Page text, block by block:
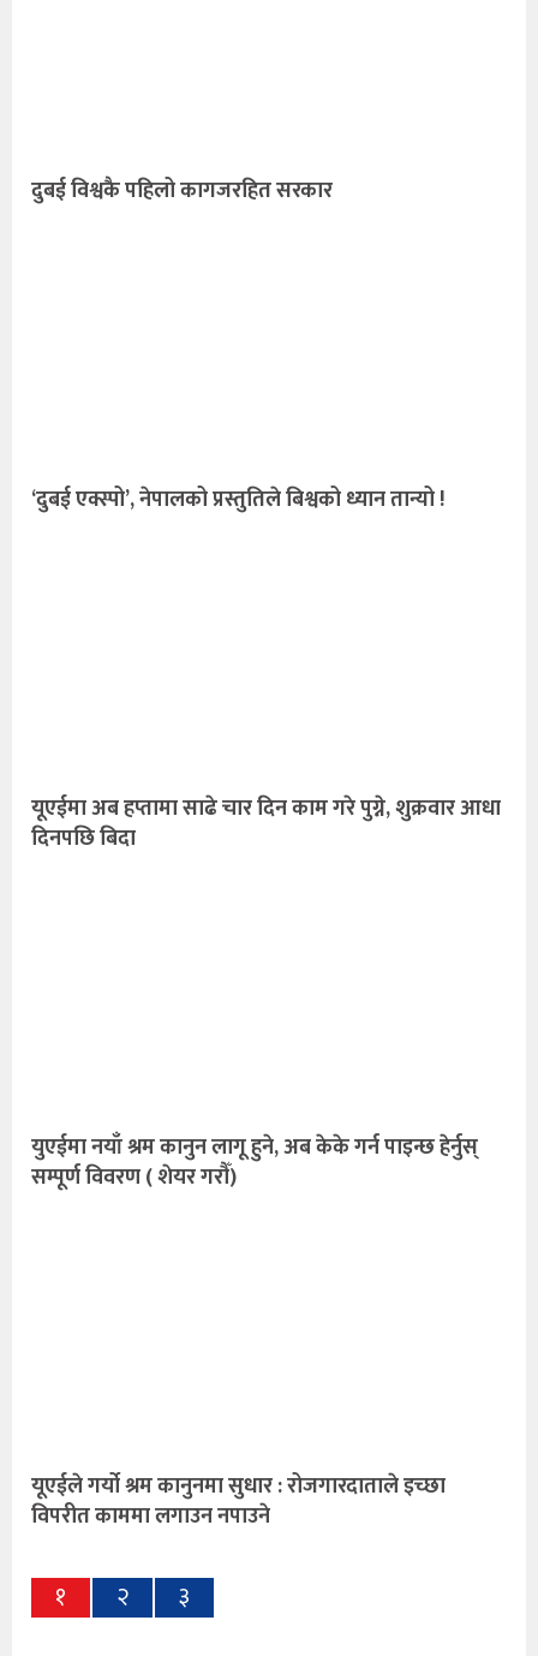
दुबई विश्वकै पहिलो कागजरहित सरकार
‘दुबई एक्स्पो’, नेपालको प्रस्तुतिले बिश्वको ध्यान तान्यो !
यूएईमा अब हप्तामा साढे चार दिन काम गरे पुग्ने, शुक्रवार आधा
दिनपछि बिदा
युएईमा नयाँ श्रम कानुन लागू हुने, अब केके गर्न पाइन्छ हेर्नुस्
सम्पूर्ण विवरण ( शेयर गराैँ)
यूएईले गर्यो‍ श्रम कानुनमा सुधार : रोजगारदाताले इच्छा
विपरीत काममा लगाउन नपाउने
१ २ ३